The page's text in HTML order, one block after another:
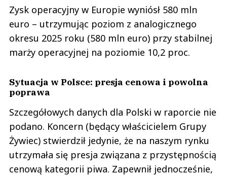
Zysk operacyjny w Europie wyniósł 580 mln
euro – utrzymując poziom z analogicznego
okresu 2025 roku (580 mln euro) przy stabilnej
marży operacyjnej na poziomie 10,2 proc.
Sytuacja w Polsce: presja cenowa i powolna
poprawa
Szczegółowych danych dla Polski w raporcie nie
podano. Koncern (będący właścicielem Grupy
Żywiec) stwierdził jedynie, że na naszym rynku
utrzymała się presja związana z przystępnością
cenową kategorii piwa. Zapewnił jednocześnie,